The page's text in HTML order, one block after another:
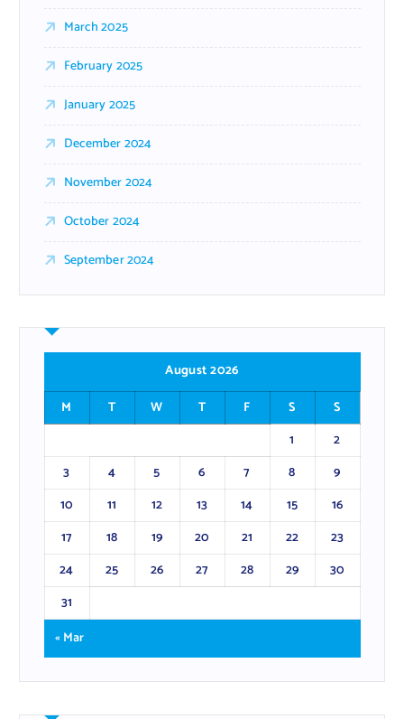
March 2025
February 2025
January 2025
December 2024
November 2024
October 2024
September 2024
August 2026
M
T W T F S
S
1
2
3
4 5 6 7 8
9
10
11 12 13 14 15
16
17
18 19 20 21 22
23
24
25 26 27 28 29
30
31
« Mar